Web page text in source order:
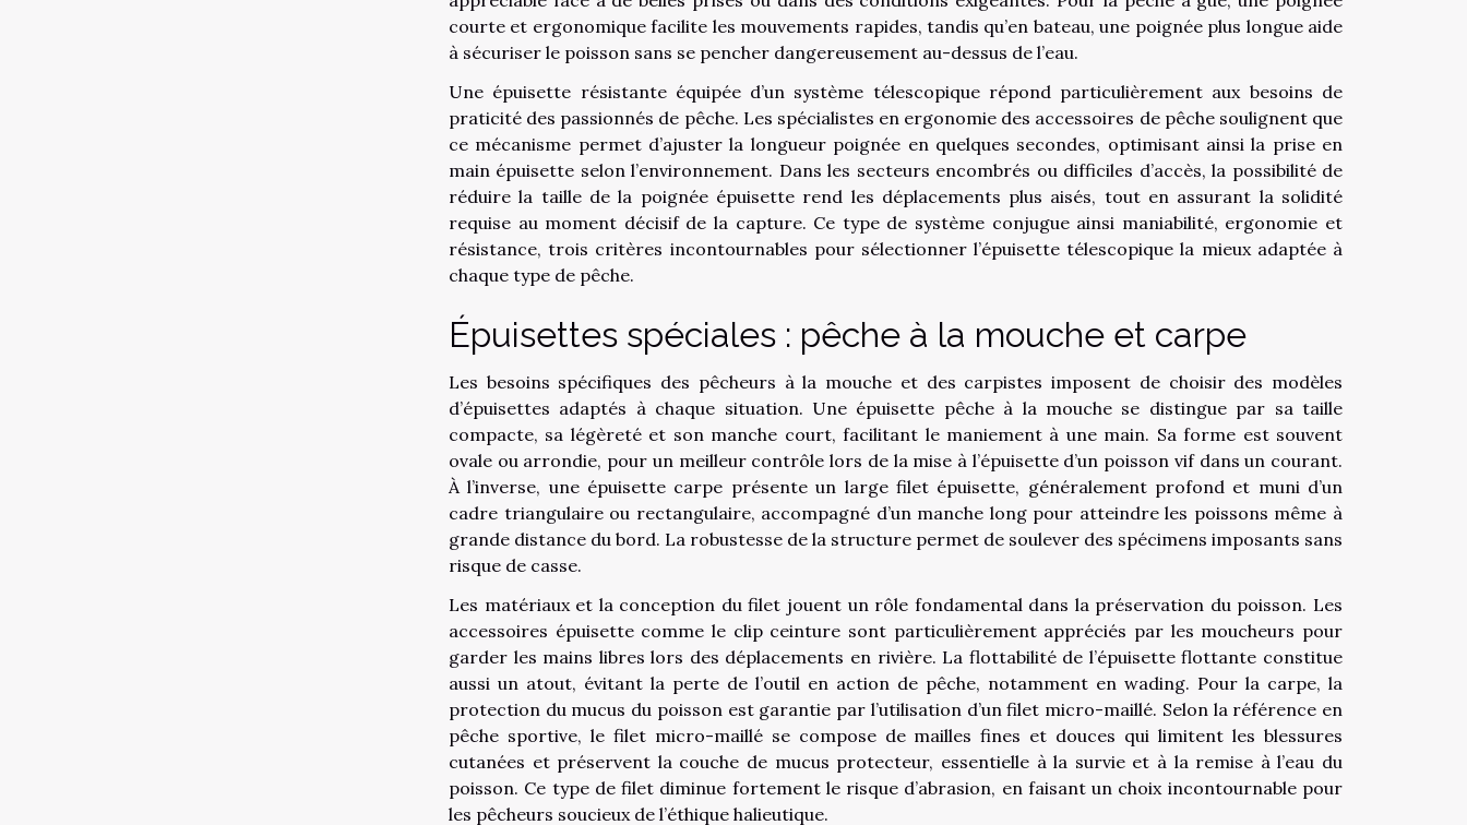
courte et ergonomique facilite les mouvements rapides, tandis qu’en bateau, une poignée plus longue aide
à sécuriser le poisson sans se pencher dangereusement au-dessus de l’eau.
Une épuisette résistante équipée d’un système télescopique répond particulièrement aux besoins de
praticité des passionnés de pêche. Les spécialistes en ergonomie des accessoires de pêche soulignent que
ce mécanisme permet d’ajuster la longueur poignée en quelques secondes, optimisant ainsi la prise en
main épuisette selon l’environnement. Dans les secteurs encombrés ou difficiles d’accès, la possibilité de
réduire la taille de la poignée épuisette rend les déplacements plus aisés, tout en assurant la solidité
requise au moment décisif de la capture. Ce type de système conjugue ainsi maniabilité, ergonomie et
résistance, trois critères incontournables pour sélectionner l’épuisette télescopique la mieux adaptée à
chaque type de pêche.
Épuisettes spéciales : pêche à la mouche et carpe
Les besoins spécifiques des pêcheurs à la mouche et des carpistes imposent de choisir des modèles
d’épuisettes adaptés à chaque situation. Une épuisette pêche à la mouche se distingue par sa taille
compacte, sa légèreté et son manche court, facilitant le maniement à une main. Sa forme est souvent
ovale ou arrondie, pour un meilleur contrôle lors de la mise à l’épuisette d’un poisson vif dans un courant.
À l’inverse, une épuisette carpe présente un large filet épuisette, généralement profond et muni d’un
cadre triangulaire ou rectangulaire, accompagné d’un manche long pour atteindre les poissons même à
grande distance du bord. La robustesse de la structure permet de soulever des spécimens imposants sans
risque de casse.
Les matériaux et la conception du filet jouent un rôle fondamental dans la préservation du poisson. Les
accessoires épuisette comme le clip ceinture sont particulièrement appréciés par les moucheurs pour
garder les mains libres lors des déplacements en rivière. La flottabilité de l’épuisette flottante constitue
aussi un atout, évitant la perte de l’outil en action de pêche, notamment en wading. Pour la carpe, la
protection du mucus du poisson est garantie par l’utilisation d’un filet micro-maillé. Selon la référence en
pêche sportive, le filet micro-maillé se compose de mailles fines et douces qui limitent les blessures
cutanées et préservent la couche de mucus protecteur, essentielle à la survie et à la remise à l’eau du
poisson. Ce type de filet diminue fortement le risque d’abrasion, en faisant un choix incontournable pour
les pêcheurs soucieux de l’éthique halieutique.